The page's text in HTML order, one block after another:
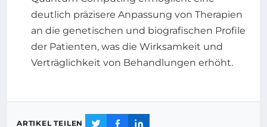
deutlich präzisere Anpassung von Therapien
an die genetischen und biografischen Profile
der Patienten, was die Wirksamkeit und
Verträglichkeit von Behandlungen erhöht.
ARTIKEL TEILEN